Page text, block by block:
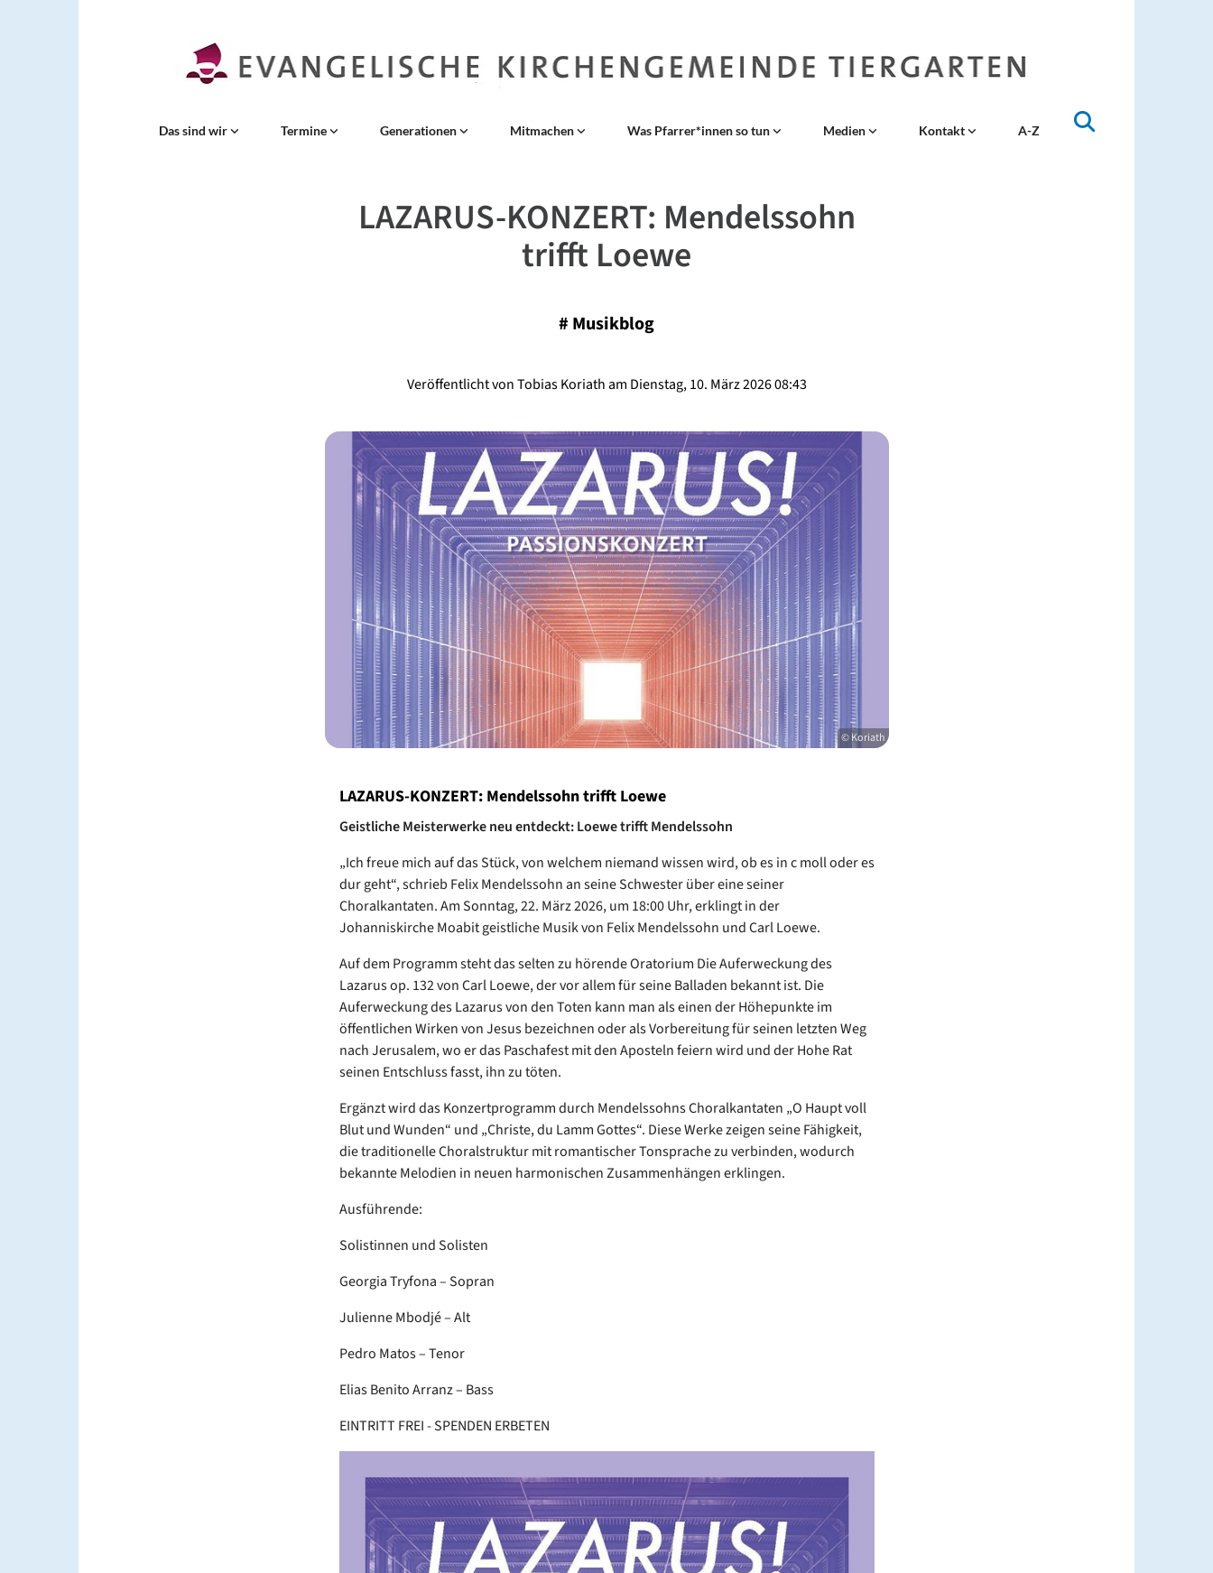
Das sind wir Termine Generationen Mitmachen Was Pfarrer*innen so tun Medien Kontakt A-Z
LAZARUS-KONZERT: Mendelssohn
trifft Loewe
# Musikblog
Veröffentlicht von Tobias Koriath am Dienstag, 10. März 2026 08:43
© Koriath
LAZARUS-KONZERT: Mendelssohn trifft Loewe
Geistliche Meisterwerke neu entdeckt: Loewe trifft Mendelssohn
„Ich freue mich auf das Stück, von welchem niemand wissen wird, ob es in c moll oder es
dur geht“, schrieb Felix Mendelssohn an seine Schwester über eine seiner
Choralkantaten. Am Sonntag, 22. März 2026, um 18:00 Uhr, erklingt in der
Johanniskirche Moabit geistliche Musik von Felix Mendelssohn und Carl Loewe.
Auf dem Programm steht das selten zu hörende Oratorium Die Auferweckung des
Lazarus op. 132 von Carl Loewe, der vor allem für seine Balladen bekannt ist. Die
Auferweckung des Lazarus von den Toten kann man als einen der Höhepunkte im
öffentlichen Wirken von Jesus bezeichnen oder als Vorbereitung für seinen letzten Weg
nach Jerusalem, wo er das Paschafest mit den Aposteln feiern wird und der Hohe Rat
seinen Entschluss fasst, ihn zu töten.
Ergänzt wird das Konzertprogramm durch Mendelssohns Choralkantaten „O Haupt voll
Blut und Wunden“ und „Christe, du Lamm Gottes“. Diese Werke zeigen seine Fähigkeit,
die traditionelle Choralstruktur mit romantischer Tonsprache zu verbinden, wodurch
bekannte Melodien in neuen harmonischen Zusammenhängen erklingen.
Ausführende:
Solistinnen und Solisten
Georgia Tryfona – Sopran
Julienne Mbodjé – Alt
Pedro Matos – Tenor
Elias Benito Arranz – Bass
EINTRITT FREI - SPENDEN ERBETEN